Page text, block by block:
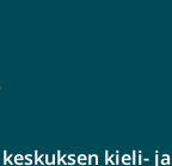
kieli- ja